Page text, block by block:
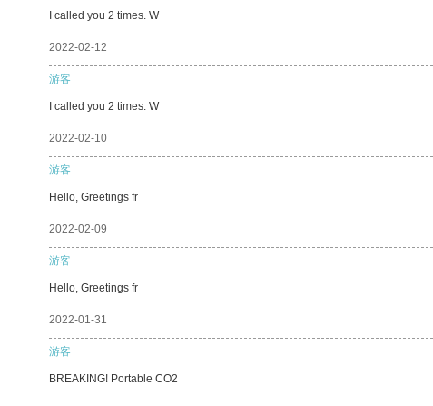
I called you 2 times. W
2022-02-12
游客
I called you 2 times. W
2022-02-10
游客
Hello, Greetings fr
2022-02-09
游客
Hello, Greetings fr
2022-01-31
游客
BREAKING! Portable CO2